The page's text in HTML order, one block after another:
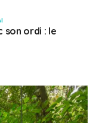
son ordi : le